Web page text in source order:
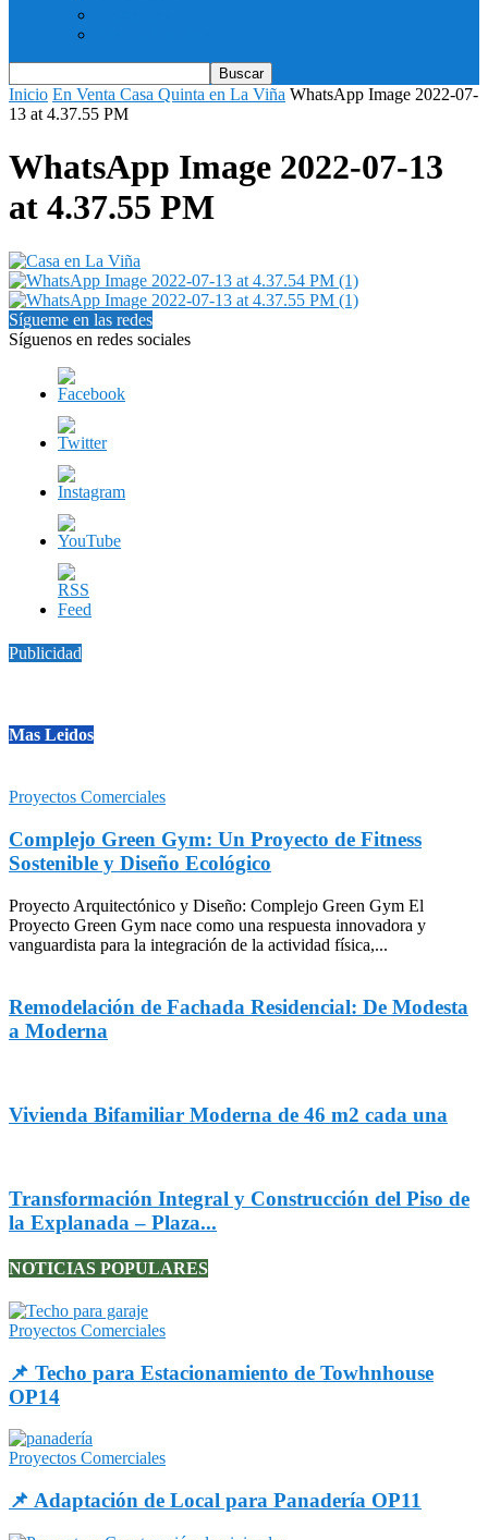
Inicio En Venta Casa Quinta en La Viña WhatsApp Image 2022-07-
13 at 4.37.55 PM
WhatsApp Image 2022-07-13
at 4.37.55 PM
Sígueme en las redes
Síguenos en redes sociales
Publicidad
Mas Leidos
Proyectos Comerciales
Complejo Green Gym: Un Proyecto de Fitness
Sostenible y Diseño Ecológico
Proyecto Arquitectónico y Diseño: Complejo Green Gym El
Proyecto Green Gym nace como una respuesta innovadora y
vanguardista para la integración de la actividad física,...
Remodelación de Fachada Residencial: De Modesta
a Moderna
Vivienda Bifamiliar Moderna de 46 m2 cada una
Transformación Integral y Construcción del Piso de
la Explanada – Plaza...
NOTICIAS POPULARES
Proyectos Comerciales
📌 Techo para Estacionamiento de Towhnhouse
OP14
Proyectos Comerciales
📌 Adaptación de Local para Panadería OP11